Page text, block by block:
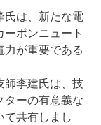
氏は、新たな電
ボンニュート
が重要である
師李建氏は、技
ターの有意義な
共有しまし